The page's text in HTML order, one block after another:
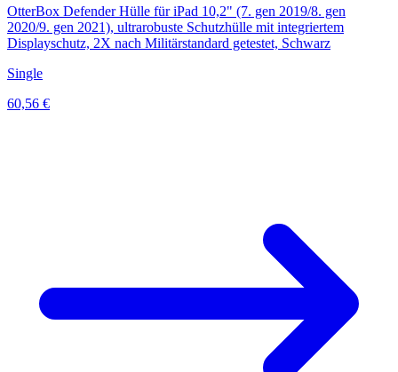
OtterBox Defender Hülle für iPad 10,2" (7. gen 2019/8. gen
2020/9. gen 2021), ultrarobuste Schutzhülle mit integriertem
Displayschutz, 2X nach Militärstandard getestet, Schwarz
Single
60,56 €